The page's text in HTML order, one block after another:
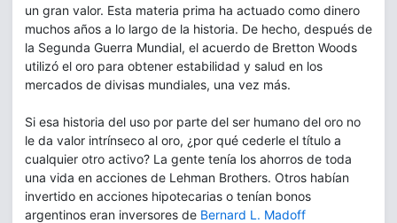
un gran valor. Esta materia prima ha actuado como dinero
muchos años a lo largo de la historia. De hecho, después de
la Segunda Guerra Mundial, el acuerdo de Bretton Woods
utilizó el oro para obtener estabilidad y salud en los
mercados de divisas mundiales, una vez más.
Si esa historia del uso por parte del ser humano del oro no
le da valor intrínseco al oro, ¿por qué cederle el título a
cualquier otro activo? La gente tenía los ahorros de toda
una vida en acciones de Lehman Brothers. Otros habían
invertido en acciones hipotecarias o tenían bonos
argentinos eran inversores de Bernard L. Madoff